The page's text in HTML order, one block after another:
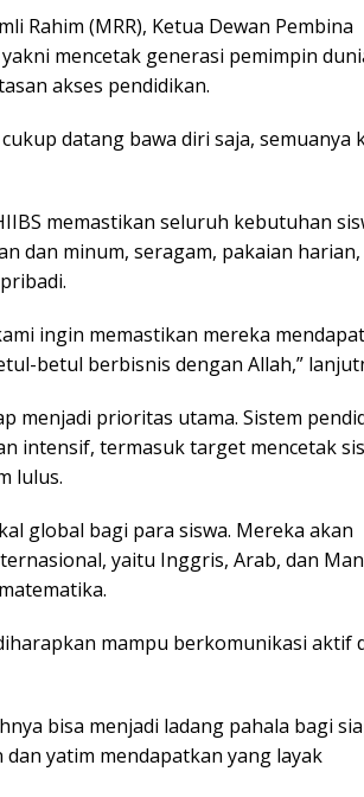
Rahim (MRR), Ketua Dewan Pembina
mencetak generasi pemimpin
akses pendidikan.
datang bawa diri saja, semuanya
memastikan seluruh kebutuhan
dan minum, seragam, pakaian harian,
ingin memastikan mereka
betul berbisnis dengan Allah,”
menjadi prioritas utama. Sistem
intensif, termasuk target mencetak
lulus.
global bagi para siswa. Mereka akan
yaitu Inggris, Arab, dan
mampu berkomunikasi aktif
bisa menjadi ladang pahala bagi
yatim mendapatkan yang layak